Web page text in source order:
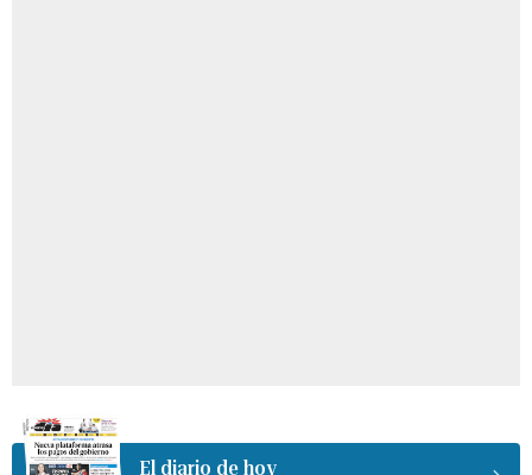
El diario de hoy